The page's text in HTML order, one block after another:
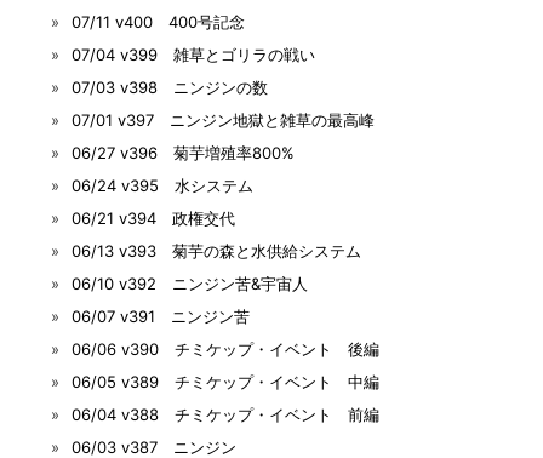
07/11 v400 400号記念
07/04 v399 雑草とゴリラの戦い
07/03 v398 ニンジンの数
07/01 v397 ニンジン地獄と雑草の最高峰
06/27 v396 菊芋増殖率800%
06/24 v395 水システム
06/21 v394 政権交代
06/13 v393 菊芋の森と水供給システム
06/10 v392 ニンジン苦&宇宙人
06/07 v391 ニンジン苦
06/06 v390 チミケップ・イベント 後編
06/05 v389 チミケップ・イベント 中編
06/04 v388 チミケップ・イベント 前編
06/03 v387 ニンジン